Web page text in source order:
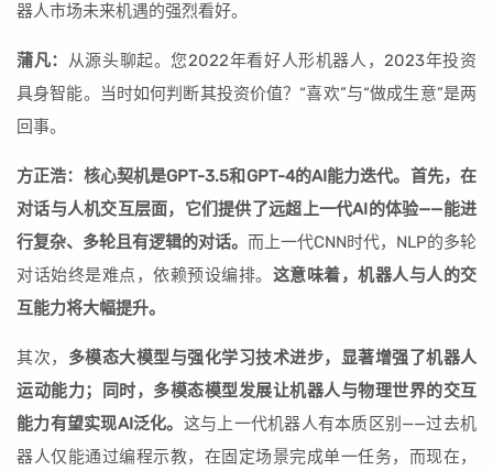
器人市场未来机遇的强烈看好。
蒲凡： 从源头聊起。您2022年看好人形机器人，2023年投资
具身智能。当时如何判断其投资价值？“喜欢”与“做成生意”是两
回事。
方正浩：核心契机是GPT-3.5和GPT-4的AI能力迭代。首先，在
对话与人机交互层面，它们提供了远超上一代AI的体验——能进
行复杂、多轮且有逻辑的对话。 而上一代CNN时代，NLP的多轮
对话始终是难点，依赖预设编排。 这意味着，机器人与人的交
互能力将大幅提升。
其次， 多模态大模型与强化学习技术进步，显著增强了机器人
运动能力；同时，多模态模型发展让机器人与物理世界的交互
能力有望实现AI泛化。 这与上一代机器人有本质区别——过去机
器人仅能通过编程示教，在固定场景完成单一任务，而现在，